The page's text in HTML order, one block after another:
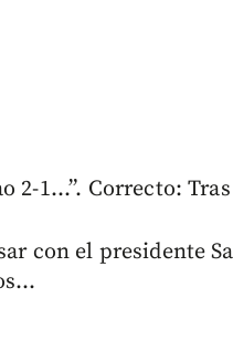
2-1...”. Correcto:
con el presidente